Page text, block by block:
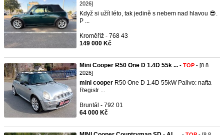
2026]
Když si užít léto, tak jedině s nebem nad hlavou 😎.
P ...
Kroměříž - 768 43
149 000 Kč
Mini Cooper R50 One D 1.4D 55k ... - TOP - [8.8.
2026]
mini cooper R50 One D 1.4D 55kW Palivo: nafta
Registr ...
Bruntál - 792 01
64 000 Kč